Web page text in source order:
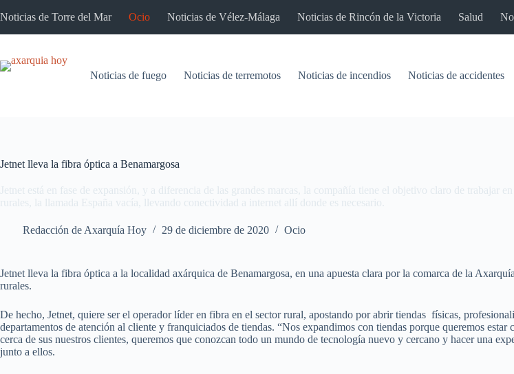
al
Noticias de Torre del Mar Ocio Noticias de Vélez-Málaga Noticias de Rincón de la Victoria Salud
Noticias de fuego Noticias de terremotos Noticias de incendios Noticias de accidentes
Jetnet lleva la fibra óptica a Benamargosa
Jetnet está en fase de expansión, y a diferencia de las grandes marcas, la compañía tiene el objetivo claro de trabajar
rurales, la llamada España vacía, llevando conectividad a internet allí donde es necesario.
Redacción de Axarquía Hoy 29 de diciembre de 2020 Ocio
Jetnet lleva la fibra óptica a la localidad axárquica de Benamargosa, en una apuesta clara por la comarca de la
rurales.
De hecho, Jetnet, quiere ser el operador líder en fibra en el sector rural, apostando por abrir tiendas físicas,
departamentos de atención al cliente y franquiciados de tiendas. “Nos expandimos con tiendas porque queremos estar
cerca de sus nuestros clientes, queremos que conozcan todo un mundo de tecnología nuevo y cercano y hacer una
junto a ellos.